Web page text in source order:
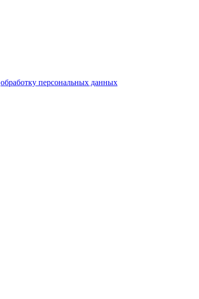
обработку персональных данных